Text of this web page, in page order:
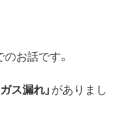
お話です。
ガス漏れ」がありまし